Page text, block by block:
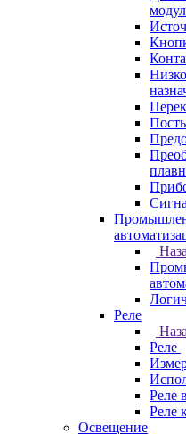
Реле
Реле
Реле
Реле
Освещение